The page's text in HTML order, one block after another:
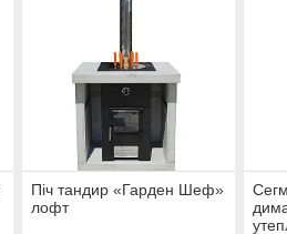
Піч тандир «Гарден Шеф»
лофт